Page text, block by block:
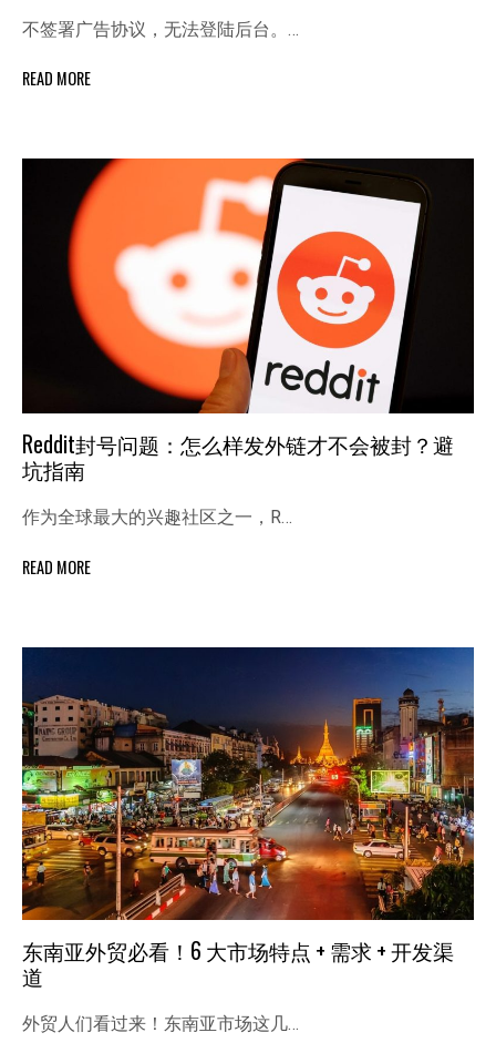
不签署广告协议，无法登陆后台。…
READ MORE
Reddit封号问题：怎么样发外链才不会被封？避
坑指南
作为全球最大的兴趣社区之一，R…
READ MORE
东南亚外贸必看！6 大市场特点 + 需求 + 开发渠
道
外贸人们看过来！东南亚市场这几…